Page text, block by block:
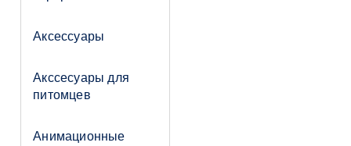
Аксессуары
Акссесуары для
питомцев
Анимационные